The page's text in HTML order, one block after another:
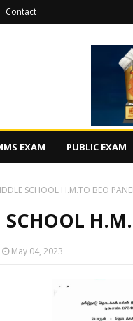
Contact
EXAM PUBLIC EXAM
SCHOOL H.M.TO BEO
May 04, 2023